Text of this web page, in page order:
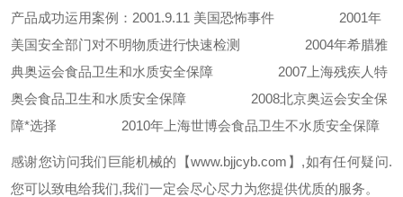
产品成功运用案例： 2001.9.11 美国恐怖事件 2001年
美国安全部门对不明物质进行快速检测
2004年希腊雅
典奥运会食品卫生和水质安全保障 2007 上海残疾人特
奥会食品卫生和水质安全保障 2008北京奥运会安全保
障*选择 2010年上海世博会食品卫生不水质安全保障
感谢您访问我们巨能机械的【www.bjjcyb.com】,如有任何疑问.
您可以致电给我们,我们一定会尽心尽力为您提供优质的服务。